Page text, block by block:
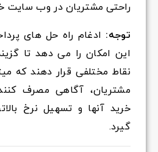
راحتی مشتریان در وب سایت
توجه: ادغام راه حل های
این امکان را می دهد تا
نقاط مختلفی قرار دهند که
مشتریان، آگاهی مصرف
خرید آنها و تسهیل نرخ
گیرد.